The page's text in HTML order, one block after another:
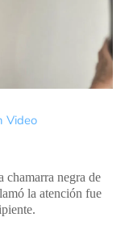
Video
chamarra negra de
la atención fue